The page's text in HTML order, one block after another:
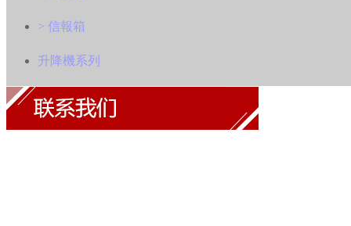
> 信報箱
升降機系列